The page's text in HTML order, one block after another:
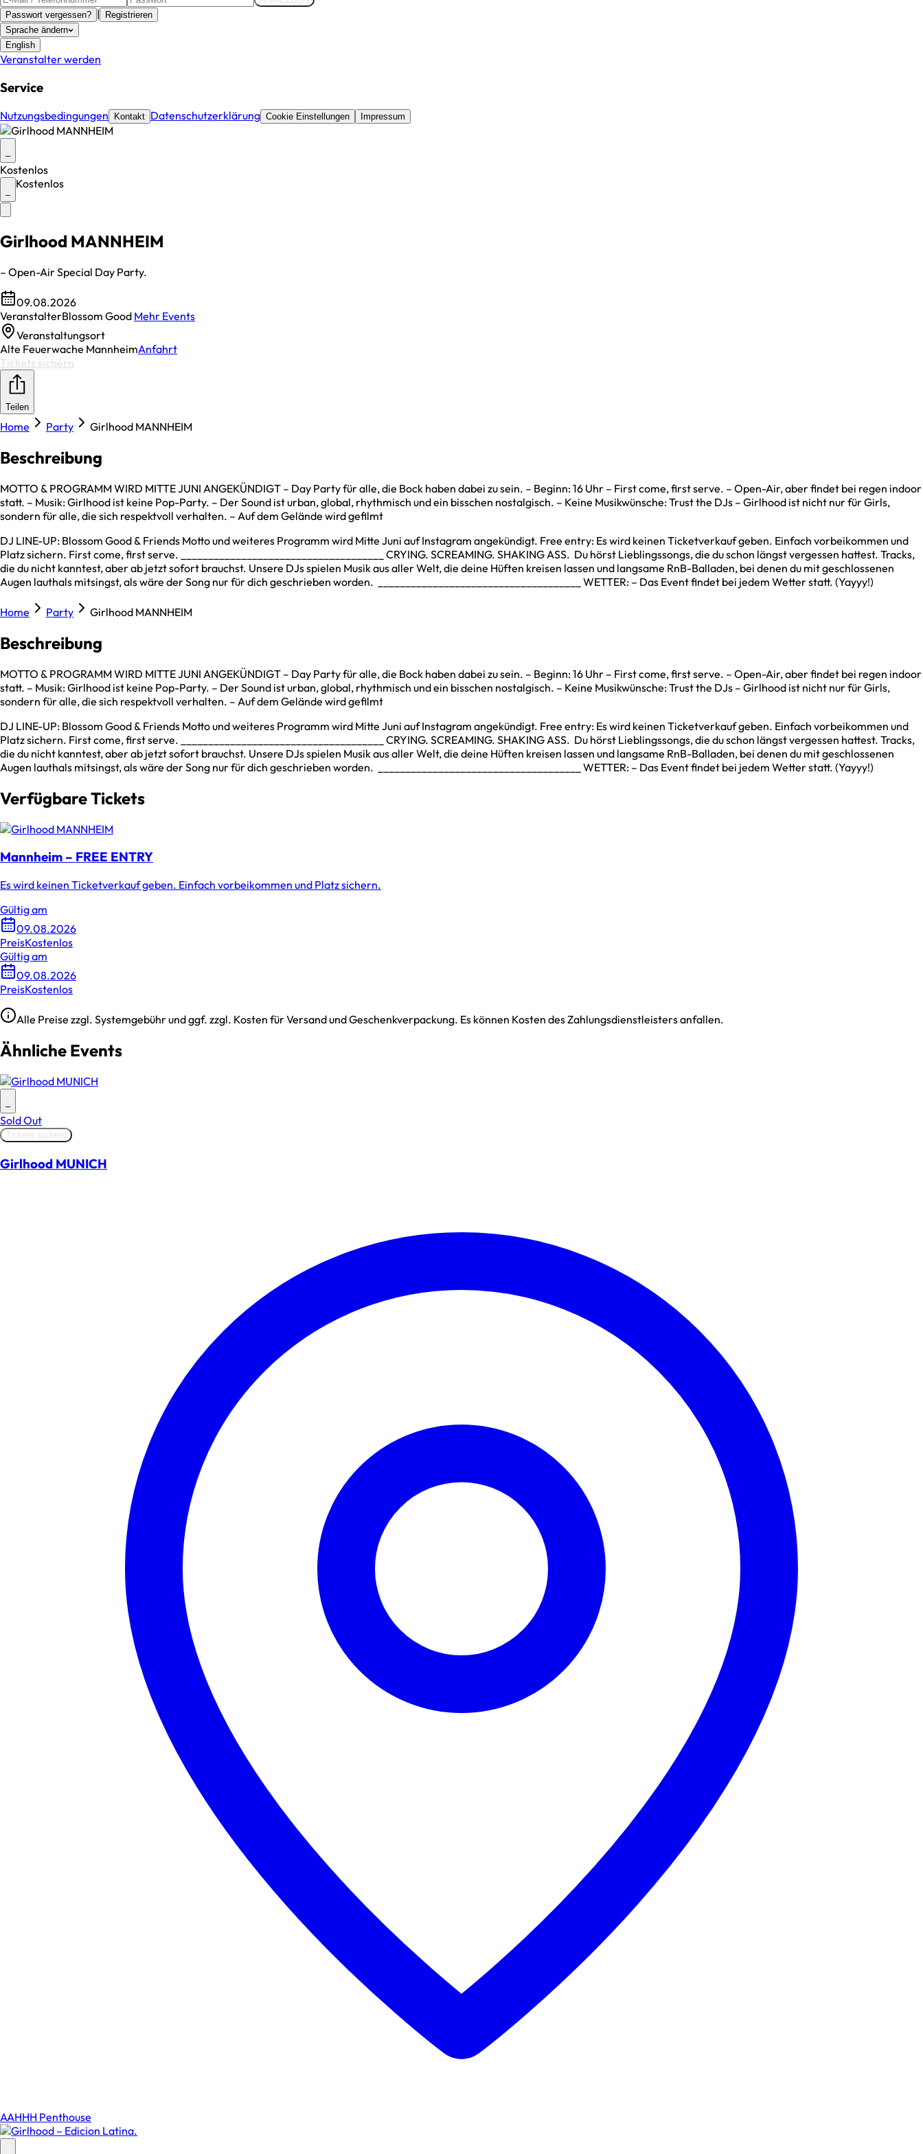
Passwort vergessen? |
Registrieren
Sprache ändern
English
Veranstalter werden
Service
Nutzungsbedingungen Kontakt Datenschutzerklärung Cookie Einstellungen Impressum
–
Kostenlos
–
Kostenlos
Girlhood MANNHEIM
– Open-Air Special Day Party.
09.08.2026
VeranstalterBlossom Good Mehr Events
Veranstaltungsort
Alte Feuerwache MannheimAnfahrt
Tickets sichern
Teilen
Home Party Girlhood MANNHEIM
Beschreibung
MOTTO & PROGRAMM WIRD MITTE JUNI ANGEKÜNDIGT – Day Party für alle, die Bock haben dabei zu sein. – Beginn: 16 Uhr – First come, first serve. – Open-Air, aber findet bei regen indoor
statt. – Musik: Girlhood ist keine Pop-Party. – Der Sound ist urban, global, rhythmisch und ein bisschen nostalgisch. – Keine Musikwünsche: Trust the DJs – Girlhood ist nicht nur für Girls,
sondern für alle, die sich respektvoll verhalten. – Auf dem Gelände wird gefilmt
DJ LINE-UP: Blossom Good & Friends Motto und weiteres Programm wird Mitte Juni auf Instagram angekündigt. Free entry: Es wird keinen Ticketverkauf geben. Einfach vorbeikommen und
Platz sichern. First come, first serve. _____________________________________ CRYING. SCREAMING. SHAKING ASS. Du hörst Lieblingssongs, die du schon längst vergessen hattest. Tracks,
die du nicht kanntest, aber ab jetzt sofort brauchst. Unsere DJs spielen Musik aus aller Welt, die deine Hüften kreisen lassen und langsame RnB-Balladen, bei denen du mit geschlossenen
Augen lauthals mitsingst, als wäre der Song nur für dich geschrieben worden. _____________________________________ WETTER: – Das Event findet bei jedem Wetter statt. (Yayyy!)
Home Party Girlhood MANNHEIM
Beschreibung
MOTTO & PROGRAMM WIRD MITTE JUNI ANGEKÜNDIGT – Day Party für alle, die Bock haben dabei zu sein. – Beginn: 16 Uhr – First come, first serve. – Open-Air, aber findet bei regen indoor
statt. – Musik: Girlhood ist keine Pop-Party. – Der Sound ist urban, global, rhythmisch und ein bisschen nostalgisch. – Keine Musikwünsche: Trust the DJs – Girlhood ist nicht nur für Girls,
sondern für alle, die sich respektvoll verhalten. – Auf dem Gelände wird gefilmt
DJ LINE-UP: Blossom Good & Friends Motto und weiteres Programm wird Mitte Juni auf Instagram angekündigt. Free entry: Es wird keinen Ticketverkauf geben. Einfach vorbeikommen und
Platz sichern. First come, first serve. _____________________________________ CRYING. SCREAMING. SHAKING ASS. Du hörst Lieblingssongs, die du schon längst vergessen hattest. Tracks,
die du nicht kanntest, aber ab jetzt sofort brauchst. Unsere DJs spielen Musik aus aller Welt, die deine Hüften kreisen lassen und langsame RnB-Balladen, bei denen du mit geschlossenen
Augen lauthals mitsingst, als wäre der Song nur für dich geschrieben worden. _____________________________________ WETTER: – Das Event findet bei jedem Wetter statt. (Yayyy!)
Verfügbare Tickets
Mannheim – FREE ENTRY
Es wird keinen Ticketverkauf geben. Einfach vorbeikommen und Platz sichern.
Gültig am
09.08.2026
PreisKostenlos
Gültig am
09.08.2026
PreisKostenlos
Alle Preise zzgl. Systemgebühr und ggf. zzgl. Kosten für Versand und Geschenkverpackung. Es können Kosten des Zahlungsdienstleisters anfallen.
Ähnliche Events
–
Sold Out
Tickets sichern
Girlhood MUNICH
AAHHH Penthouse